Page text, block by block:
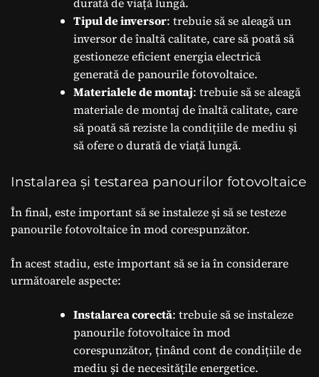
Tipul de inversor: trebuie să se aleagă un
inversor de înaltă calitate, care să poată să
gestioneze eficient energia electrică
generată de panourile fotovoltaice.
Materialele de montaj: trebuie să se aleagă
materiale de montaj de înaltă calitate, care
să poată să reziste la condițiile de mediu și
să ofere o durată de viață lungă.
Instalarea și testarea panourilor fotovoltaice
În final, este important să se instaleze și să se testeze
panourile fotovoltaice în mod corespunzător.
În acest stadiu, este important să se ia în considerare
următoarele aspecte:
Instalarea corectă: trebuie să se instaleze
panourile fotovoltaice în mod
corespunzător, ținând cont de condițiile de
mediu și de necesitățile energetice.